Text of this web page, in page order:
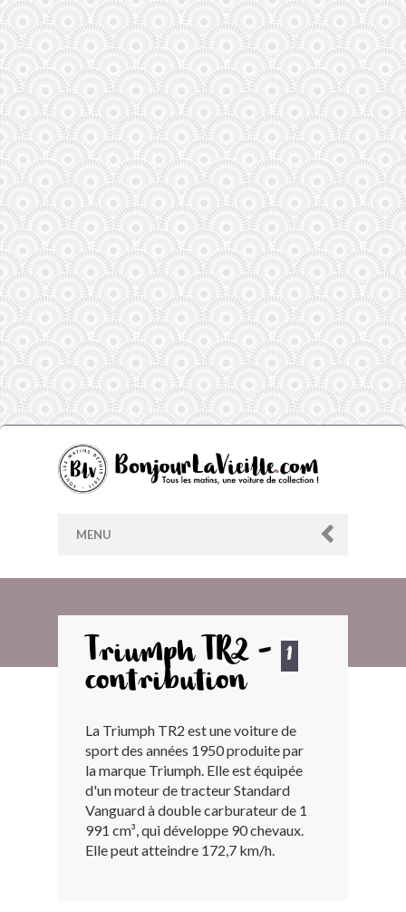
MENU
ARCHIVES
LES CONTRIBUTEURS
LE BLOG
BONJOURLAVIEILLE ?
Triumph TR2 - 1
contribution
La Triumph TR2 est une voiture de
sport des années 1950 produite par
la marque Triumph. Elle est équipée
d'un moteur de tracteur Standard
Vanguard à double carburateur de 1
991 cm³, qui développe 90 chevaux.
Elle peut atteindre 172,7 km/h.